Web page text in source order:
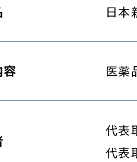
日本
容 医薬
代表
代表